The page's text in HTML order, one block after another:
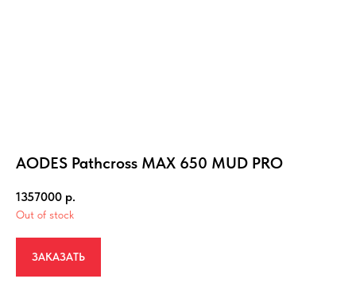
AODES Pathcross MAX 650 MUD PRO
1357000 р.
Out of stock
ЗАКАЗАТЬ